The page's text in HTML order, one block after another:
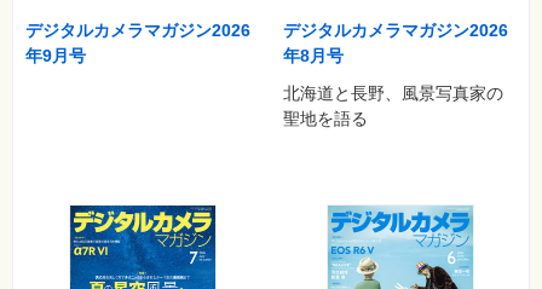
デジタルカメラマガジン2026
年9月号
デジタルカメラマガジン2026
年8月号
北海道と長野、風景写真家の
聖地を語る